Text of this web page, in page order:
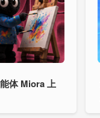
体 Miora 上